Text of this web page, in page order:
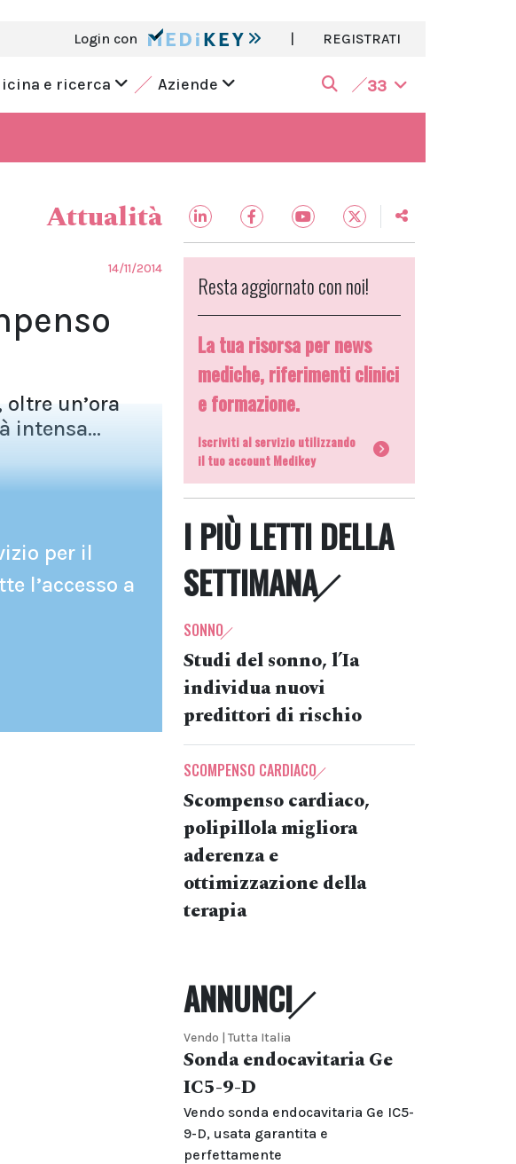
Login con | REGISTRATI
e ricerca Aziende 33
Attualità
14/11/2014
un’ora
intensa...
per il
l’accesso a
Resta aggiornato con noi!
La tua risorsa per news
mediche, riferimenti clinici
e formazione.
Iscriviti al servizio utilizzando
il tuo account Medikey
I PIÙ LETTI DELLA
SETTIMANA
SONNO
Studi del sonno, l’Ia
individua nuovi
predittori di rischio
SCOMPENSO CARDIACO
Scompenso cardiaco,
polipillola migliora
aderenza e
ottimizzazione della
terapia
ANNUNCI
Vendo | Tutta Italia
Sonda endocavitaria Ge
IC5-9-D
Vendo sonda endocavitaria Ge IC5-
9-D, usata garantita e
perfettamente